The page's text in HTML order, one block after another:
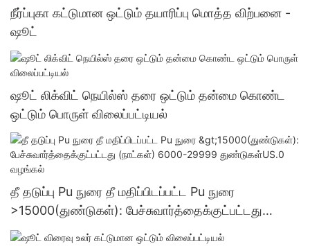
நீர்ப்புகா கட்டுமான ஒட்டும் தயாரிப்பு மொத்த விற்பனை -
ஷூட்
ஷூட் லிக்விட் நெயில்ஸ் தரை ஒட்டும் தன்மை கொண்ட
ஒட்டும் பொருள் விலைப்பட்டியல்
தீ தடுப்பு Pu நுரை தீ மதிப்பிடப்பட்ட Pu நுரை
>15000(துண்டுகள்): பேச்சுவார்த்தைக்குட்பட்டது
(நாட்கள்) 6000-29999 துண்டுகள்US.0 வழங்கல்